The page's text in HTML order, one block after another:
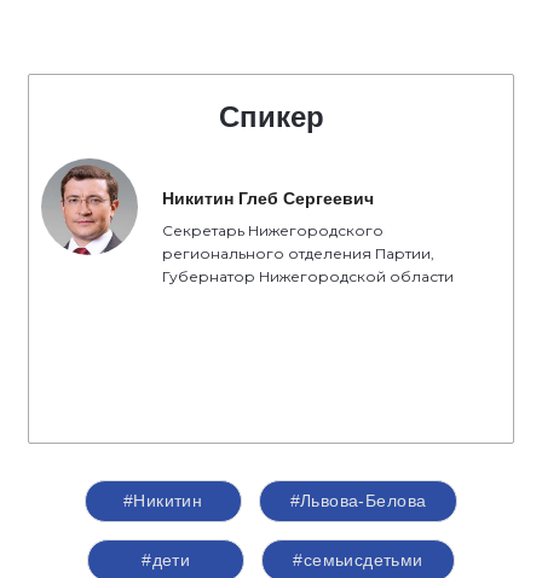
Спикер
Никитин Глеб Сергеевич
Секретарь Нижегородского
регионального отделения Партии,
Губернатор Нижегородской области
#Никитин #Львова-Белова
#дети #семьисдетьми